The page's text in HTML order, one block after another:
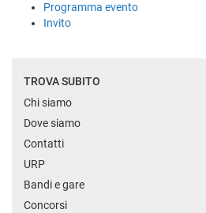
Programma evento
Invito
TROVA SUBITO
Chi siamo
Dove siamo
Contatti
URP
Bandi e gare
Concorsi